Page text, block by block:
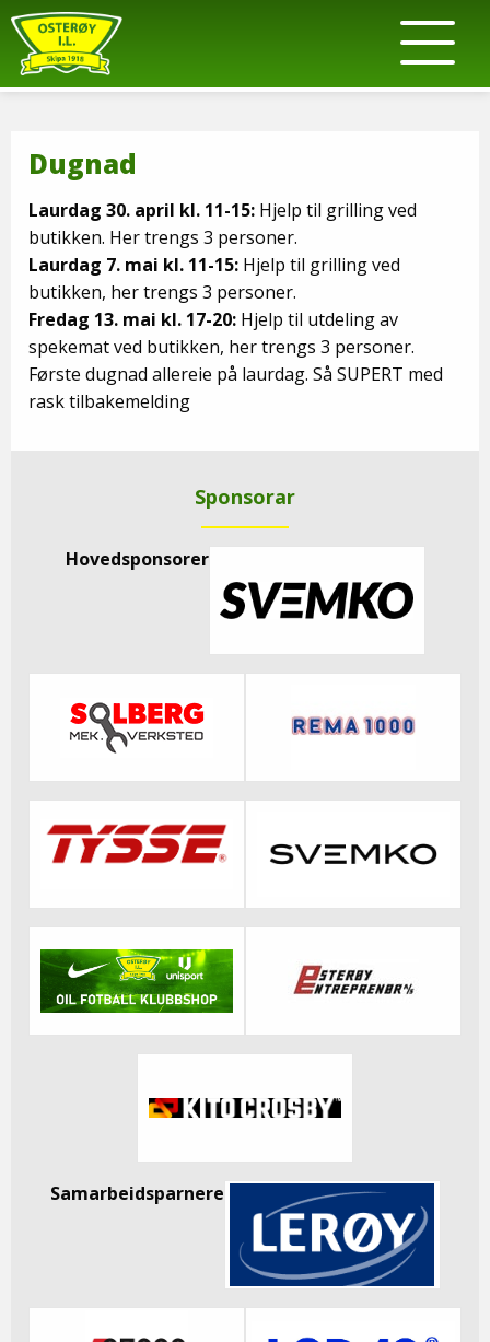
Dugnad
Laurdag 30. april kl. 11-15: Hjelp til grilling ved
butikken. Her trengs 3 personer.
Laurdag 7. mai kl. 11-15: Hjelp til grilling ved
butikken, her trengs 3 personer.
Fredag 13. mai kl. 17-20: Hjelp til utdeling av
spekemat ved butikken, her trengs 3 personer.
Første dugnad allereie på laurdag. Så SUPERT med
rask tilbakemelding
Sponsorar
Hovedsponsorer
Samarbeidsparnere